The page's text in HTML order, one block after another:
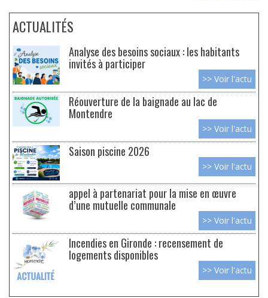
ACTUALITÉS
Analyse des besoins sociaux : les habitants
invités à participer
>> Voir l'actu
Réouverture de la baignade au lac de
Montendre
>> Voir l'actu
Saison piscine 2026
>> Voir l'actu
appel à partenariat pour la mise en œuvre
d’une mutuelle communale
>> Voir l'actu
Incendies en Gironde : recensement de
logements disponibles
>> Voir l'actu